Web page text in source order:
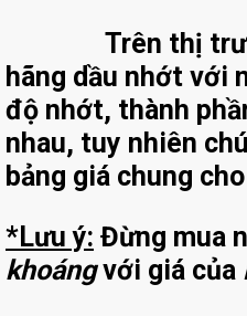
Trên thị
hãng dầu nhớt với
độ nhớt, thành
nhau, tuy nhiên
bảng giá chung
*Lưu ý: Đừng mua
khoángvới giá của